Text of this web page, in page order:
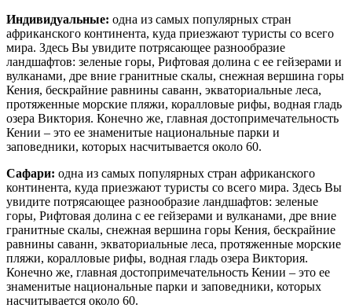
Индивидуальные: одна из самых популярных стран
африканского континента, куда приезжают туристы со всего
мира. Здесь Вы увидите потрясающее разнообразие
ландшафтов: зеленые горы, Рифтовая долина с ее гейзерами и
вулканами, дре вние гранитные скалы, снежная вершина горы
Кения, бескрайние равнины саванн, экваториальные леса,
протяженные морские пляжи, коралловые рифы, водная гладь
озера Виктория. Конечно же, главная достопримечательность
Кении – это ее знаменитые национальные парки и
заповедники, которых насчитывается около 60.
Сафари: одна из самых популярных стран африканского
континента, куда приезжают туристы со всего мира. Здесь Вы
увидите потрясающее разнообразие ландшафтов: зеленые
горы, Рифтовая долина с ее гейзерами и вулканами, дре вние
гранитные скалы, снежная вершина горы Кения, бескрайние
равнины саванн, экваториальные леса, протяженные морские
пляжи, коралловые рифы, водная гладь озера Виктория.
Конечно же, главная достопримечательность Кении – это ее
знаменитые национальные парки и заповедники, которых
насчитывается около 60.